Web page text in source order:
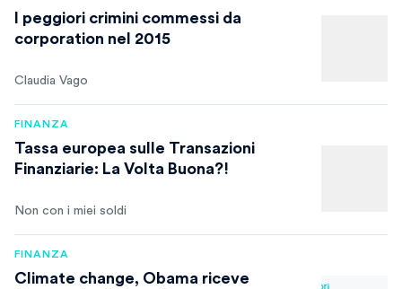
I peggiori crimini commessi da
corporation nel 2015
Claudia Vago
FINANZA
Tassa europea sulle Transazioni
Finanziarie: La Volta Buona?!
Non con i miei soldi
FINANZA
Climate change, Obama riceve